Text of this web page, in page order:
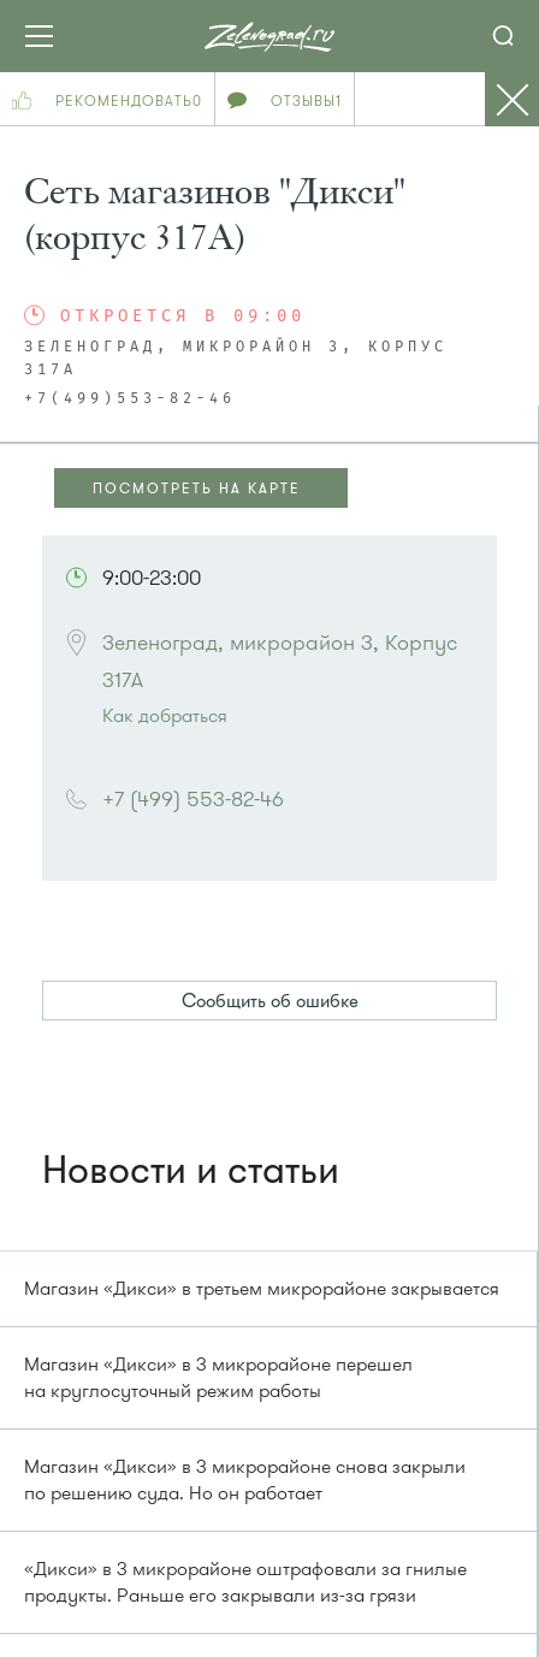
РЕКОМЕНДОВАТЬ0 ОТЗЫВЫ1
Сеть магазинов "Дикси"
(корпус 317А)
ОТКРОЕТСЯ В 09:00
ЗЕЛЕНОГРАД, МИКРОРАЙОН 3, КОРПУС
317А
+7(499)553-82-46
ПОСМОТРЕТЬ НА КАРТЕ
9:00-23:00
Зеленоград, микрорайон 3, Корпус
317А
Как добраться
Автобусы № 3, 9, 11, 19, 31, 32.
Маршрутка № 409м, 419м, 476м
+7 (499) 553-82-46
Сообщить об ошибке
Новости и статьи
Магазин «Дикси» в третьем микрорайоне закрывается
Магазин «Дикси» в 3 микрорайоне перешел
на круглосуточный режим работы
Магазин «Дикси» в 3 микрорайоне снова закрыли
по решению суда. Но он работает
«Дикси» в 3 микрорайоне оштрафовали за гнилые
продукты. Раньше его закрывали из-за грязи